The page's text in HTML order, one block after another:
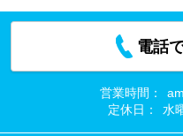
電話
営業時間：
定休日：
水